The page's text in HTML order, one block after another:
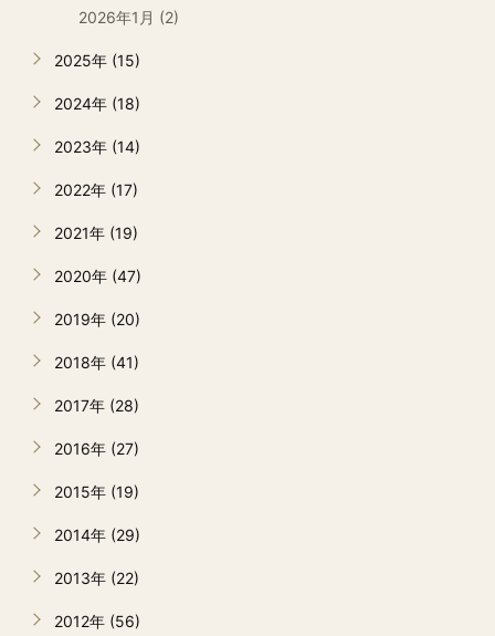
2026年1月 (2)
2025年 (15)
2024年 (18)
2023年 (14)
2022年 (17)
2021年 (19)
2020年 (47)
2019年 (20)
2018年 (41)
2017年 (28)
2016年 (27)
2015年 (19)
2014年 (29)
2013年 (22)
2012年 (56)